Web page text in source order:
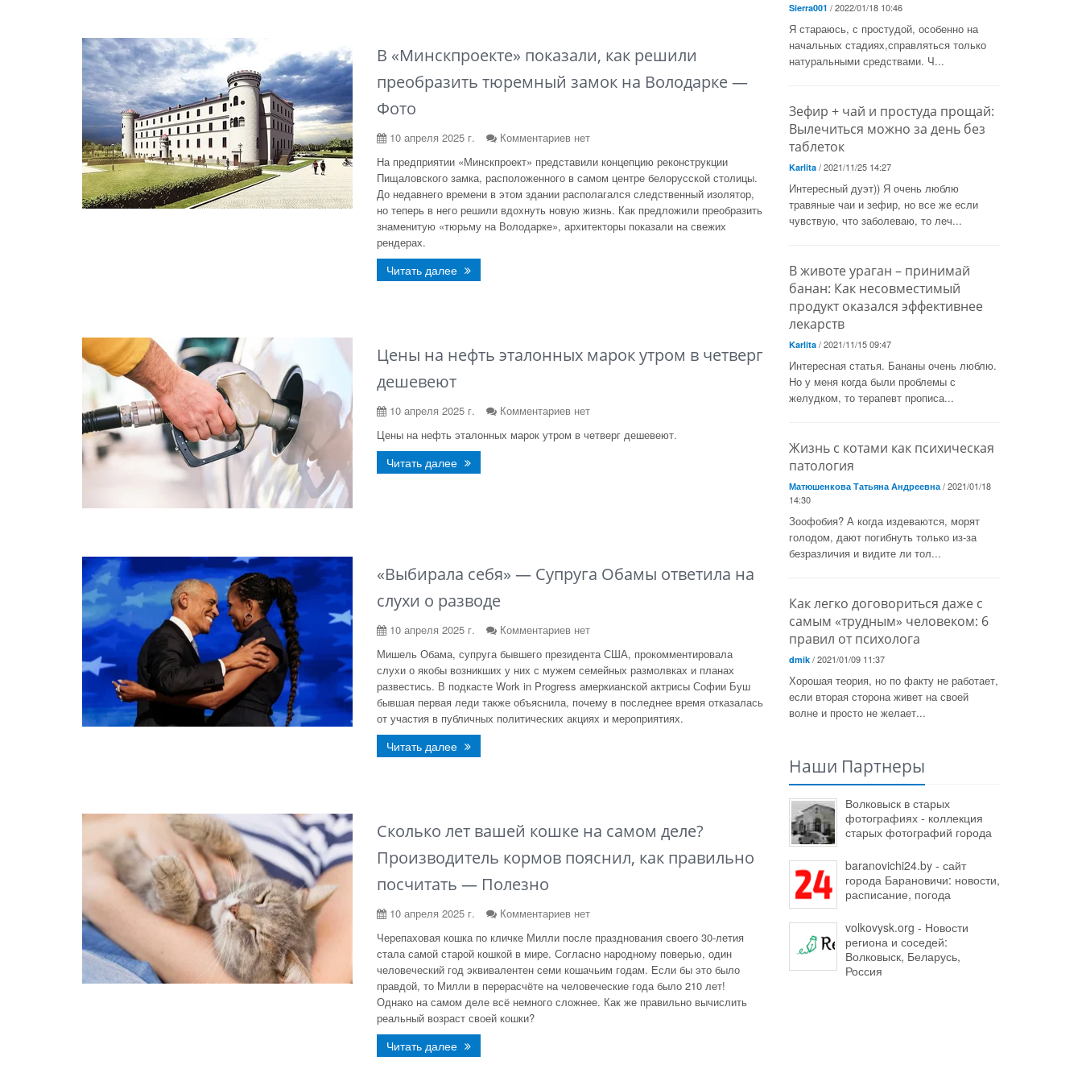
В «Минскпроекте» показали, как решили
преобразить тюремный замок на Володарке —
Фото
10 апреля 2025 г.
Комментариев нет
На предприятии «Минск­проект» представили концепцию реконструкции
Пищаловского замка, расположенного в самом центре белорусской столицы.
До недавнего времени в этом здании располагался следственный изолятор,
но теперь в него решили вдохнуть новую жизнь. Как предложили преобразить
знаменитую «тюрьму на Володарке», архитекторы показали на свежих
рендерах.
Читать далее
Цены на нефть эталонных марок утром в четверг
дешевеют
10 апреля 2025 г.
Комментариев нет
Цены на нефть эталонных марок утром в четверг дешевеют.
Читать далее
«Выбирала себя» — Супруга Обамы ответила на
слухи о разводе
10 апреля 2025 г.
Комментариев нет
Мишель Обама, супруга бывшего президента США, прокомментировала
слухи о якобы возникших у них с мужем семейных размолвках и планах
развестись. В подкасте Work in Progress амеркианской актрисы Софии Буш
бывшая первая леди также объяснила, почему в последнее время отказалась
от участия в публичных политических акциях и мероприятиях.
Читать далее
Сколько лет вашей кошке на самом деле?
Производитель кормов пояснил, как правильно
посчитать — Полезно
10 апреля 2025 г.
Комментариев нет
Черепаховая кошка по кличке Милли после празднования своего 30-летия
стала самой старой кошкой в мире. Согласно народному поверью, один
человеческий год эквивалентен семи кошачьим годам. Если бы это было
правдой, то Милли в перерасчёте на человеческие года было 210 лет!
Однако на самом деле всё немного сложнее. Как же правильно вычислить
реальный возраст своей кошки?
Читать далее
Sierra001 / 2022/01/18 10:46
Я стараюсь, с простудой, особенно на
начальных стадиях,справляться только
натуральными средствами. Ч...
Зефир + чай и простуда прощай:
Вылечиться можно за день без
таблеток
Karlita / 2021/11/25 14:27
Интересный дуэт)) Я очень люблю
травяные чаи и зефир, но все же если
чувствую, что заболеваю, то леч...
В животе ураган – принимай
банан: Как несовместимый
продукт оказался эффективнее
лекарств
Karlita / 2021/11/15 09:47
Интересная статья. Бананы очень люблю.
Но у меня когда были проблемы с
желудком, то терапевт прописа...
Жизнь с котами как психическая
патология
Матюшенкова Татьяна Андреевна / 2021/01/18
14:30
Зоофобия? А когда издеваются, морят
голодом, дают погибнуть только из-за
безразличия и видите ли тол...
Как легко договориться даже с
самым «трудным» человеком: 6
правил от психолога
dmik / 2021/01/09 11:37
Хорошая теория, но по факту не работает,
если вторая сторона живет на своей
волне и просто не желает...
Наши Партнеры
Волковыск в старых
фотографиях - коллекция
старых фотографий города
baranovichi24.by - сайт
города Барановичи: новости,
расписание, погода
volkovysk.org - Новости
региона и соседей:
Волковыск, Беларусь,
Россия